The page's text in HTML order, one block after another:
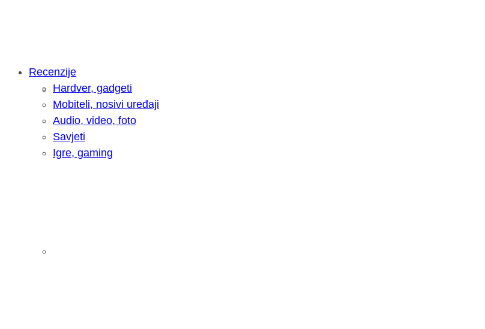
Intervju: Goran Jović, fotograf - Hrvatska kakvu svijet tek otkriva
Recenzije
Hardver, gadgeti
Mobiteli, nosivi uređaji
Audio, video, foto
Savjeti
Igre, gaming